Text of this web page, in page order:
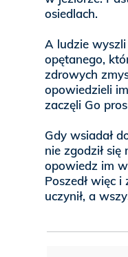
osiedlach.
A ludzie wyszli
opętanego,
zdrowych
opowiedzieli
zaczęli Go
Gdy wsiadał
nie zgodził
opowiedz im
Poszedł więc
uczynił, a